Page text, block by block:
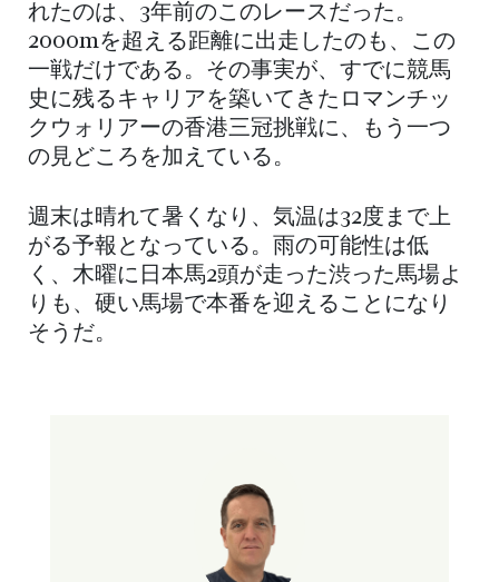
れたのは、3年前のこのレースだった。
2000mを超える距離に出走したのも、この
一戦だけである。その事実が、すでに競馬
史に残るキャリアを築いてきたロマンチッ
クウォリアーの香港三冠挑戦に、もう一つ
の見どころを加えている。
週末は晴れて暑くなり、気温は32度まで上
がる予報となっている。雨の可能性は低
く、木曜に日本馬2頭が走った渋った馬場よ
りも、硬い馬場で本番を迎えることになり
そうだ。